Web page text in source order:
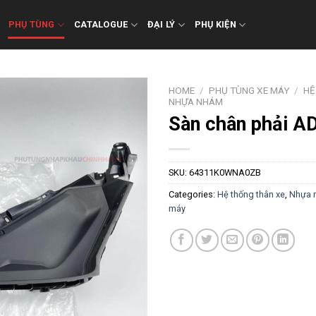
PHỤ TÙNG CATALOGUE ĐẠI LÝ PHỤ KIỆN
HOME / PHỤ TÙNG XE MÁY /
NHỰA NHÁM
Sàn chân phải
SKU: 64311K0WNA0ZB
Categories: Hệ thống thân xe Nhựa
máy